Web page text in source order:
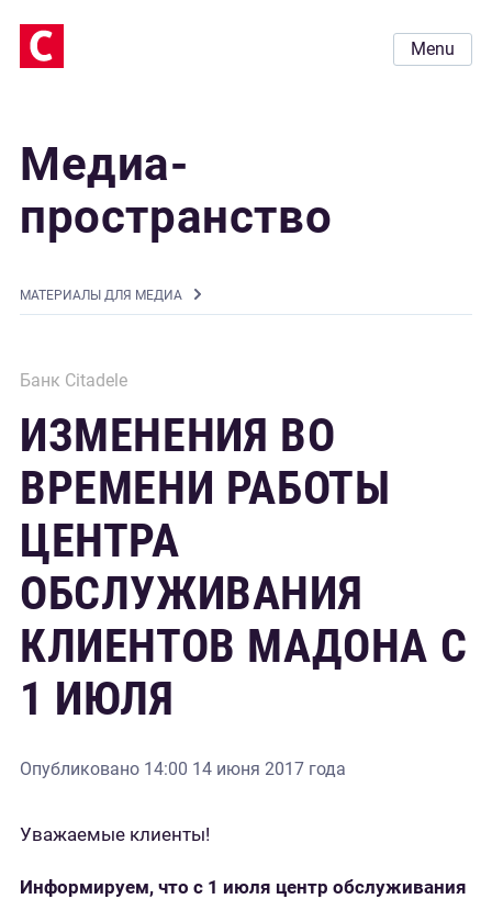
Menu
Медиа-
пространство
MАТЕРИАЛЫ ДЛЯ МЕДИА
Банк Citadele
ИЗМЕНЕНИЯ ВО
ВРЕМЕНИ РАБОТЫ
ЦЕНТРА
ОБСЛУЖИВАНИЯ
КЛИЕНТОВ МАДОНА С
1 ИЮЛЯ
Опубликовано 14:00 14 июня 2017 года
Уважаемые клиенты!
Информируем, что с 1 июля центр обслуживания